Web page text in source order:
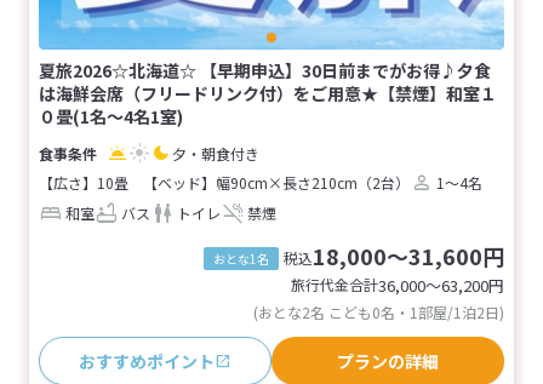
夏旅2026☆北海道☆ 【早期申込】30日前までがお得♪夕食
は海鮮会席（フリードリンク付）をご用意★【禁煙】和室１
０畳(1名～4名1室)
夕・朝食付き
【広さ】10畳
【ベッド】幅90cm×長さ210cm（2台）
1～4名
和室
バス トイレ 禁煙
おとな1名 税込18,000～31,600円
旅行代金合計36,000〜63,200円
(おとな2名 こども0名・1部屋/1泊2日)
おすすめポイント プランの詳細